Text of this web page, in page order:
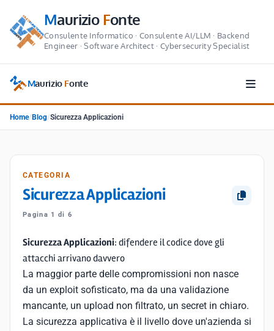
MaurizioFonte
Consulente Informatico · Consulente AI/LLM · Backend
Engineer · Software Architect · Cybersecurity Specialist
Maurizio Fonte
Home/ Blog/Sicurezza Applicazioni
CATEGORIA
Sicurezza Applicazioni
Pagina 1 di 6
Sicurezza Applicazioni: difendere il codice dove gli
attacchi arrivano davvero
La maggior parte delle compromissioni non nasce
da un exploit sofisticato, ma da una validazione
mancante, un upload non filtrato, un secret in chiaro.
La sicurezza applicativa è il livello dove un'azienda si